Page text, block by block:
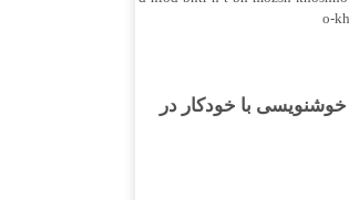
با خودکار در